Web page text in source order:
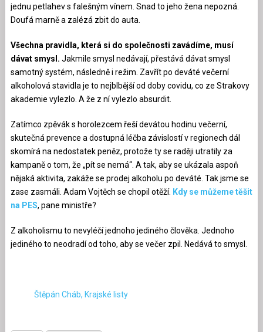
jednu petlahev s falešným vínem. Snad to jeho žena nepozná.
Doufá marně a zalézá zbit do auta.
Všechna pravidla, která si do společnosti zavádíme, musí
dávat smysl. Jakmile smysl nedávají, přestává dávat smysl
samotný systém, následně i režim. Zavřít po deváté večerní
alkoholová stavidla je to nejblbější od doby covidu, co ze Strakovy
akademie vylezlo. A že z ní vylezlo absurdit.
Zatímco zpěvák s horolezcem řeší devátou hodinu večerní,
skutečná prevence a dostupná léčba závislostí v regionech dál
skomírá na nedostatek peněz, protože ty se raději utratily za
kampaně o tom, že „pít se nemá“. A tak, aby se ukázala aspoň
nějaká aktivita, zakáže se prodej alkoholu po deváté. Tak jsme se
zase zasmáli. Adam Vojtěch se chopil otěží. Kdy se můžeme těšit
na PES, pane ministře?
Z alkoholismu to nevyléčí jednoho jediného člověka. Jednoho
jediného to neodradí od toho, aby se večer zpil. Nedává to smysl.
Štěpán Cháb, Krajské listy